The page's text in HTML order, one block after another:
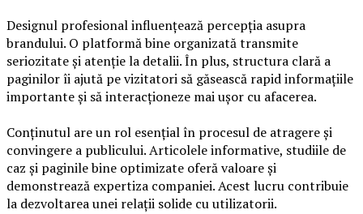
Designul profesional influențează percepția asupra
brandului. O platformă bine organizată transmite
seriozitate și atenție la detalii. În plus, structura clară a
paginilor îi ajută pe vizitatori să găsească rapid informațiile
importante și să interacționeze mai ușor cu afacerea.
Conținutul are un rol esențial în procesul de atragere și
convingere a publicului. Articolele informative, studiile de
caz și paginile bine optimizate oferă valoare și
demonstrează expertiza companiei. Acest lucru contribuie
la dezvoltarea unei relații solide cu utilizatorii.